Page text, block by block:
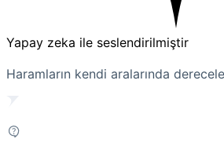
Yapay zeka ile seslendirilmiştir
Haramların kendi aralarında